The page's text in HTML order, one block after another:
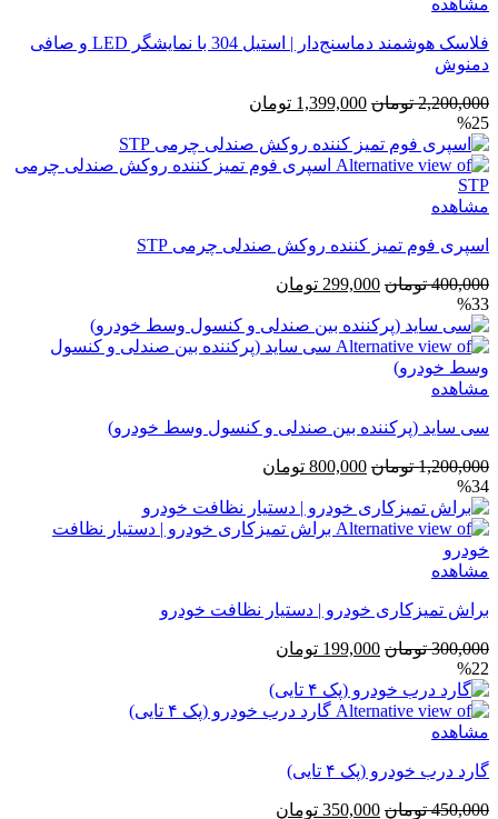
مشاهده
فلاسک هوشمند دماسنج‌دار | استیل 304 با نمایشگر LED و صافی
دمنوش
2,200,000 تومان قیمت
2,200,000 تومان
بود.
1,399,000 تومان
1,399,000 تومان
است.
%25
مشاهده
اسپری فوم تمیز کننده روکش صندلی چرمی STP
400,000 تومان قیمت
400,000 تومان
بود.
299,000 تومان
299,000 تومان
است.
%33
مشاهده
سی ساید (پرکننده بین صندلی و کنسول وسط خودرو)
1,200,000 تومان قیمت
1,200,000 تومان
بود.
800,000 تومان
800,000 تومان
است.
%34
مشاهده
براش تمیزکاری خودرو | دستیار نظافت خودرو
300,000 تومان قیمت
300,000 تومان
بود.
199,000 تومان
است.
%22
مشاهده
گارد درب خودرو (پک ۴ تایی)
450,000 تومان قیمت
350,000 تومان